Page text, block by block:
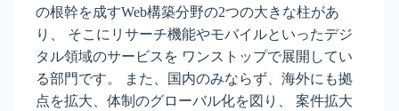
の根幹を成すWeb構築分野の2つの大きな柱があ
り、 そこにリサーチ機能やモバイルといったデジ
タル領域のサービスを ワンストップで展開してい
る部門です。 また、国内のみならず、海外にも拠
点を拡大、体制のグローバル化を図り、 案件拡大